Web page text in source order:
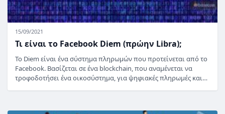
15/09/2021
Τι είναι το Facebook Diem (πρώην Libra);
Το Diem είναι ένα σύστημα πληρωμών που προτείνεται από το
Facebook. Βασίζεται σε ένα blockchain, που αναμένεται να
τροφοδοτήσει ένα οικοσύστημα, για ψηφιακές πληρωμές και…